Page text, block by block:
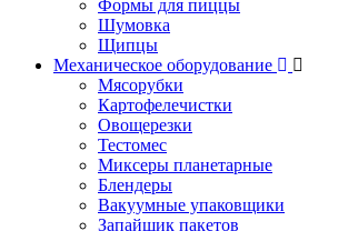
Формы для пиццы
Шумовка
Щипцы
Механическое оборудование
Мясорубки
Картофелечистки
Овощерезки
Тестомес
Миксеры планетарные
Блендеры
Вакуумные упаковщики
Запайщик пакетов